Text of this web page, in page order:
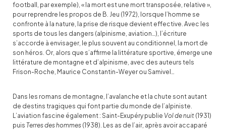
football, par exemple), « la mort est une mort transposée, relative »,
pour reprendre les propos de B. Jeu (1972), lorsque l’homme se
confronte à la nature, la prise de risque devient effective. Avec les
sports de tous les dangers (alpinisme, aviation…), l’écriture
s’accorde à envisager, le plus souvent au conditionnel, la mort de
son héros. Or, alors que s’affirme la littérature sportive, émerge une
littérature de montagne et d’alpinisme, avec des auteurs tels
Frison-Roche, Maurice Constantin-Weyer ou Samivel…
Dans les romans de montagne, l’avalanche et la chute sont autant
de destins tragiques qui font partie du monde de l’alpiniste.
L’aviation fascine également : Saint-Exupéry publie Vol de nuit (1931)
puis Terres des hommes (1938). Les as de l’air, après avoir accaparé